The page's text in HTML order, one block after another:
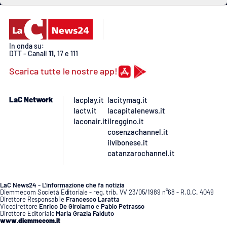
In onda su:
DTT - Canali 11, 17 e 111
Scarica tutte le nostre app!
LaC Network
lacplay.it
lactv.it
laconair.it
lacitymag.it
lacapitalenews.it
ilreggino.it
cosenzachannel.it
ilvibonese.it
catanzarochannel.it
LaC News24 - L’informazione che fa notizia
Diemmecom Società Editoriale - reg. trib. VV 23/05/1989 n°68 - R.O.C. 4049
Direttore Responsabile Francesco Laratta
Vicedirettore Enrico De GirolamoePablo Petrasso
Direttore Editoriale Maria Grazia Falduto
www.diemmecom.it